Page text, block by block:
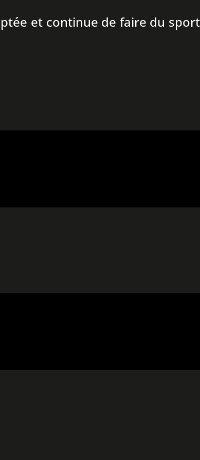
et continue de faire du sport